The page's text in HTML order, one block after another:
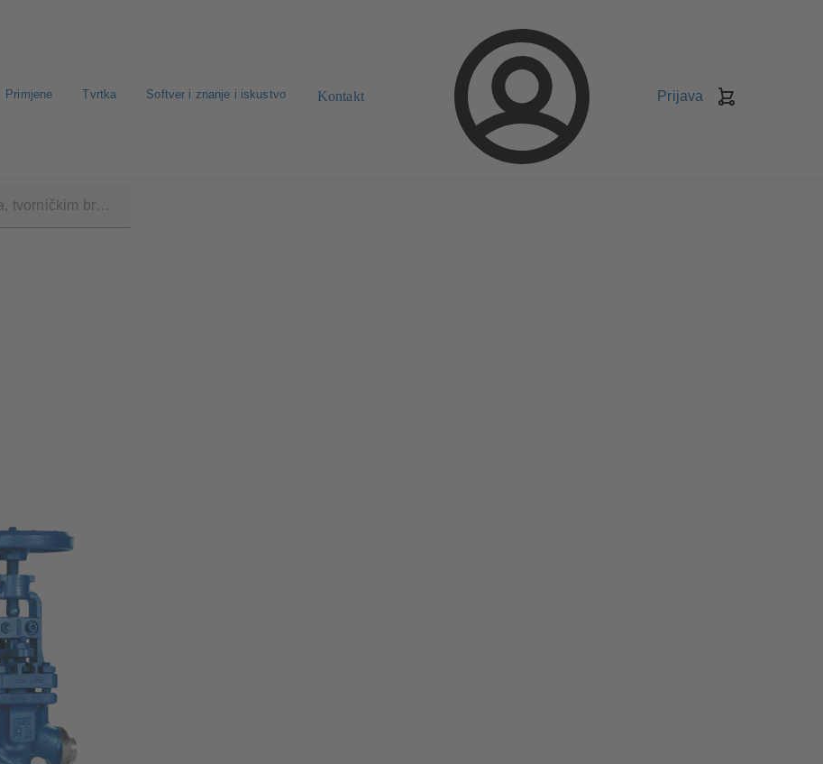
Primjene Tvrtka Softver i znanje i iskustvo Kontakt Prijava